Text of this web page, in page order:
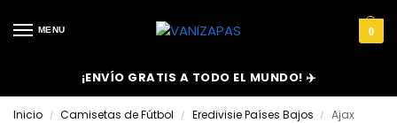
MENU 0
¡ENVÍO GRATIS A TODO EL MUNDO! ✈️
Inicio / Camisetas de Fútbol / Eredivisie Países Bajos / Ajax